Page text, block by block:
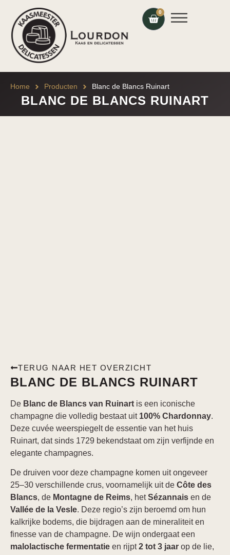
0
BLANC DE BLANCS RUINART
Home Producten Blanc de Blancs Ruinart
TERUG NAAR HET OVERZICHT
BLANC DE BLANCS RUINART
De Blanc de Blancs van Ruinart is een iconische
champagne die volledig bestaat uit 100% Chardonnay.
Deze cuvée weerspiegelt de essentie van het huis
Ruinart, dat sinds 1729 bekendstaat om zijn verfijnde en
elegante champagnes.
De druiven voor deze champagne komen uit ongeveer
25–30 verschillende crus, voornamelijk uit de Côte des
Blancs, de Montagne de Reims, hetSézannais en de
Vallée de la Vesle. Deze regio’s zijn beroemd om hun
kalkrijke bodems, die bijdragen aan de mineraliteit en
finesse van de champagne. De wijn ondergaat een
malolactische fermentatie en rijpt2 tot 3 jaar op de lie,